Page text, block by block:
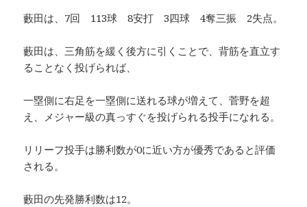
藪田は、7回 113球 8安打 3四球 4奪三振 2失点。
藪田は、三角筋を緩く後方に引くことで、背筋を直立す
ることなく投げられば、
一塁側に右足を一塁側に送れる球が増えて、菅野を超
え、メジャー級の真っすぐを投げられる投手になれる。
リリーフ投手は勝利数が0に近い方が優秀であると評価
される。
藪田の先発勝利数は12。